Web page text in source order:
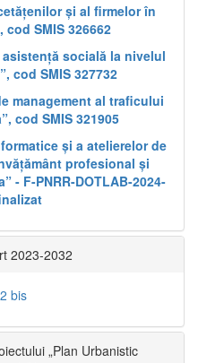
și al firmelor în
SMIS 326662
socială la nivelul
cod SMIS 327732
management al traficului
cod SMIS 321905
și a atelierelor de
profesional și
- F-PNRR-DOTLAB-2024-
2023-2032
bis
„Plan Urbanistic